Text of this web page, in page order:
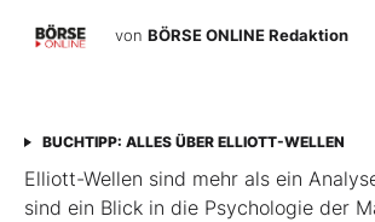
von BÖRSE ONLINE Redaktion
BUCHTIPP: ALLES ÜBER ELLIOTT-WELLEN
Elliott-Wellen sind mehr als ein
sind ein Blick in die Psychologie der